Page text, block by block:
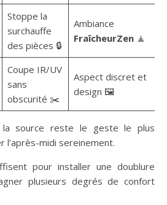
Stoppe la
surchauffe
des pièces 🔒
Ambiance
FraîcheurZen🧘
Coupe IR/UV
sans
obscurité ✂️
Aspect discret et
design 🖼️
la source reste le geste le plus
midi sereinement.
pour installer une doublure
plusieurs degrés de confort